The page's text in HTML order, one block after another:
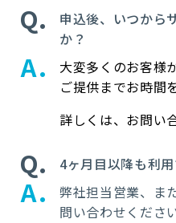
Q
申込後、いつから
か？
A
大変多くのお客様
ご提供までお時間
詳しくは、お問い
Q 4ヶ月目以降も利
A
弊社担当営業、ま
問い合わせください